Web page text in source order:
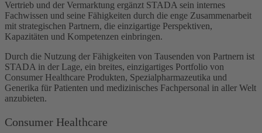
Vertrieb und der Vermarktung ergänzt STADA sein internes
Fachwissen und seine Fähigkeiten durch die enge Zusammenarbeit
mit strategischen Partnern, die einzigartige Perspektiven,
Kapazitäten und Kompetenzen einbringen.
Durch die Nutzung der Fähigkeiten von Tausenden von Partnern ist
STADA in der Lage, ein breites, einzigartiges Portfolio von
Consumer Healthcare Produkten, Spezialpharmazeutika und
Generika für Patienten und medizinisches Fachpersonal in aller Welt
anzubieten.
Consumer Healthcare